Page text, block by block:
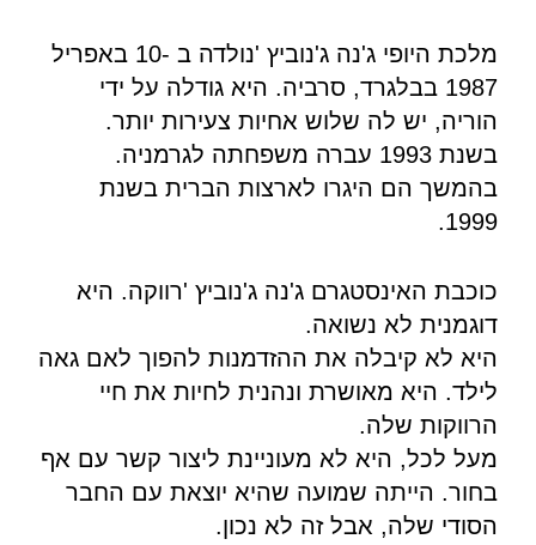
מלכת היופי ג'נה ג'נוביץ 'נולדה ב -10 באפריל
1987 בבלגרד, סרביה. היא גודלה על ידי
הוריה, יש לה שלוש אחיות צעירות יותר.
בשנת 1993 עברה משפחתה לגרמניה.
בהמשך הם היגרו לארצות הברית בשנת
1999.
כוכבת האינסטגרם ג'נה ג'נוביץ 'רווקה. היא
דוגמנית לא נשואה.
היא לא קיבלה את ההזדמנות להפוך לאם גאה
לילד. היא מאושרת ונהנית לחיות את חיי
הרווקות שלה.
מעל לכל, היא לא מעוניינת ליצור קשר עם אף
בחור. הייתה שמועה שהיא יוצאת עם החבר
הסודי שלה, אבל זה לא נכון.